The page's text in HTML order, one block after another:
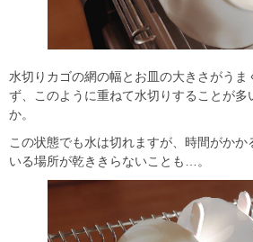
水切りカゴの網の幅とお皿の大きさがうま
ず、このように重ねて水切りすることが多
か。
この状態でも水は切れますが、時間がかか
いる場所が乾ききらないことも…。